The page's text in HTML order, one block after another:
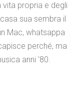
propria e degli
sua sembra il
Mac, whatsappa
perché, ma
anni '80.